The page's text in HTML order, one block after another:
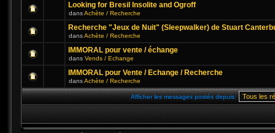
Looking for Bresil Insolite and Ogroff
dansAchète / Recherche
Recherche "Jeux de Nuit" (Sleepwalker) de Stuart
dansAchète / Recherche
IMMORAL pour vente / échange
dans Vends / Echange
IMMORAL pour Vente / Echange / Recherche
dansAchète / Recherche
Afficher les messages postés depuis: